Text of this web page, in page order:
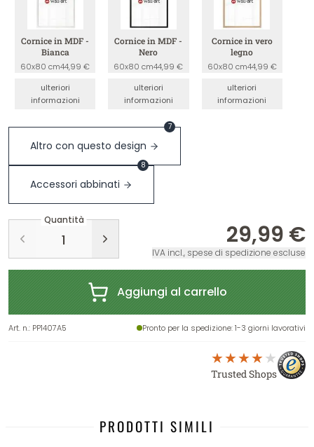
Cornice in MDF -
Bianca
60x80 cm44,99 €
ulteriori
informazioni
Cornice in MDF -
Nero
60x80 cm44,99 €
ulteriori
informazioni
Cornice in vero
legno
60x80 cm44,99 €
ulteriori
informazioni
Altro con questo design
7
Accessori abbinati
8
Quantità
29,99 €
IVA incl., spese di spedizione escluse
Aggiungi al carrello
Art. n.: PP1407A5 Pronto per la spedizione: 1-3 giorni lavorativi
Trusted Shops
PRODOTTI SIMILI